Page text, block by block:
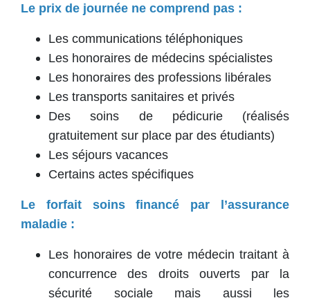
Le prix de journée ne comprend pas :
Les communications téléphoniques
Les honoraires de médecins spécialistes
Les honoraires des professions libérales
Les transports sanitaires et privés
Des soins de pédicurie (réalisés
gratuitement sur place par des étudiants)
Les séjours vacances
Certains actes spécifiques
Le forfait soins financé par l’assurance
maladie :
Les honoraires de votre médecin traitant à
concurrence des droits ouverts par la
sécurité sociale mais aussi les